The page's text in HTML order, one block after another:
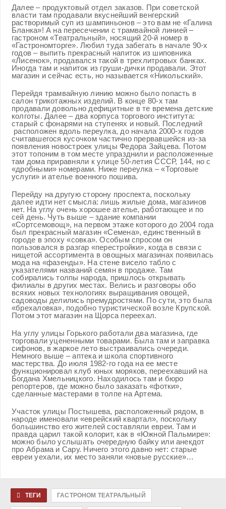
Далее – продуктовый отдел заказов. При советской
власти там продавали вкуснейший венгерский
растворимый суп из шампиньонов – это вам не «Галина
Бланка»! А на пересечении с трамвайной линией –
гастроном «Театральный», носящий 20-й номер в
«Гастрономторге». Любил туда забегать в начале 90-х
годов – выпить прекрасный напиток из шиповника
«Лисенок», продавался такой в трехлитровых банках.
Иногда там и напиток из груши-дички продавали. Этот
магазин и сейчас есть, но называется «Никольский».
Перейдя трамвайную линию можно было попасть в
салон трикотажных изделий. В конце 80-х там
продавали довольно дефицитные в те времена детские
колготы. Далее – два корпуса торгового института:
старый с фонарями на ступенях и новый. Последний
расположен вдоль переулка, до начала 2000-х годов
считавшегося кусочком частично прервавшейся из-за
появления новостроек улицы Федора Зайцева. Потом
этот топоним в том месте упразднили и расположенные
там дома приравняли к улице 50-летия СССР, 144, но с
«дробными» номерами. Ниже переулка – «Торговые
услуги» и ателье военного пошива.
Перейду на другую сторону проспекта, поскольку
далее идти нет смысла: лишь жилые дома, магазинов
нет. На углу очень хорошее ателье, работающее и по
сей день. Чуть выше – здание компании
«Сортсемовощ», на первом этаже которого до 2004 года
был прекрасный магазин «Семена», единственный в
городе в эпоху «совка». Особым спросом он
пользовался в разгар «перестройки», когда в связи с
нищетой ассортимента в овощных магазинах появилась
мода на «фазенды». На стене висело табло с
указателями названий семян в продаже. Там
собирались толпы народа, пришлось открывать
филиалы в других местах. Велись и разговоры обо
всяких новых технологиях выращивания овощей,
садоводы делились премудростями. По сути, это была
«брехаловка», подобно туристической возле Крупской.
Потом этот магазин на Щорса переехал.
На углу улицы Горького работали два магазина, где
торговали уцененными товарами. Была там и заправка
сифонов, в жаркое лето выстраивались очереди.
Немного выше – аптека и школа спортивного
мастерства. До июля 1982-го года на ее месте
функционировал клуб юных моряков, переехавший на
Богдана Хмельницкого. Находилось там и бюро
репортеров, где можно было заказать «фотки»,
сделанные мастерами в толпе на Артема.
Участок улицы Постышева, расположенный рядом, в
народе именовали «еврейский квартал», поскольку
большинство его жителей составляли евреи. Там и
правда царил такой колорит, как в «Южной Пальмире»:
можно было услышать очередную байку или анекдот
про Абрама и Сару. Ничего этого давно нет: старые
евреи уехали, их место заняли «новые русские»…
ТЕГИ ГАСТРОНОМ ТЕАТРАЛЬНЫЙ